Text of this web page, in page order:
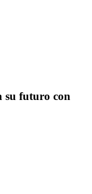
su futuro con